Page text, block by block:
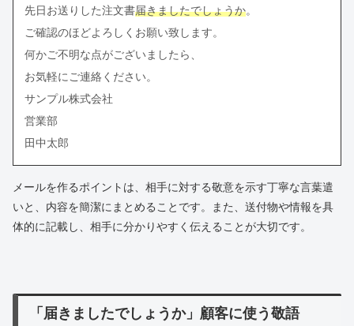
先日お送りした注文書届きましたでしょうか。
ご確認のほどよろしくお願い致します。
何かご不明な点がございましたら、
お気軽にご連絡ください。
サンプル株式会社
営業部
田中太郎
メールを作るポイントは、相手に対する敬意を示す丁寧な言葉遣
いと、内容を簡潔にまとめることです。また、送付物や情報を具
体的に記載し、相手に分かりやすく伝えることが大切です。
「届きましたでしょうか」顧客に使う敬語